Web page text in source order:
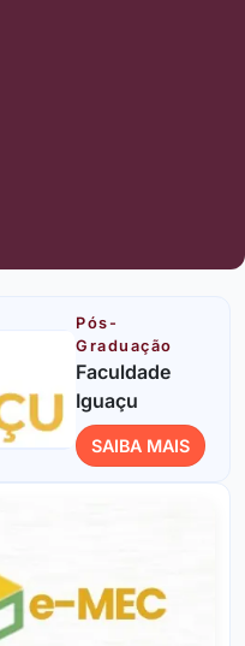
Pós-
Graduação
Faculdade
Iguaçu
SAIBA MAIS